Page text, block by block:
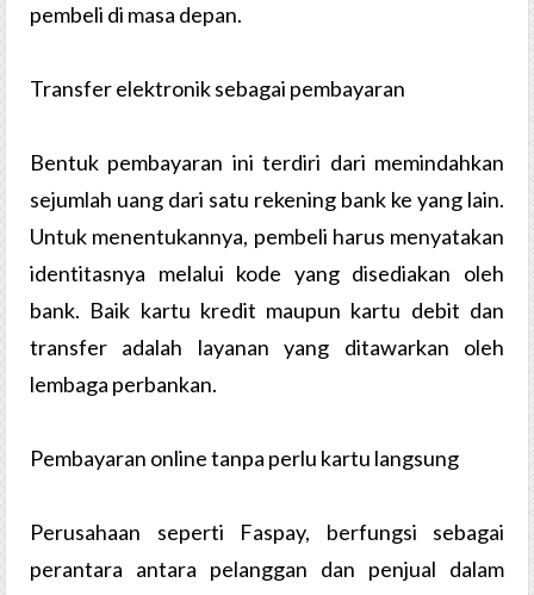
pembeli di masa depan.
Transfer elektronik sebagai pembayaran
Bentuk pembayaran ini terdiri dari memindahkan
sejumlah uang dari satu rekening bank ke yang lain.
Untuk menentukannya, pembeli harus menyatakan
identitasnya melalui kode yang disediakan oleh
bank. Baik kartu kredit maupun kartu debit dan
transfer adalah layanan yang ditawarkan oleh
lembaga perbankan.
Pembayaran online tanpa perlu kartu langsung
Perusahaan seperti Faspay, berfungsi sebagai
perantara antara pelanggan dan penjual dalam